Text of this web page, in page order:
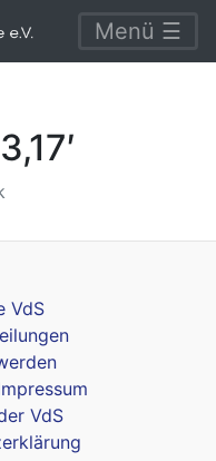
Menü ☰
VdS
VdS